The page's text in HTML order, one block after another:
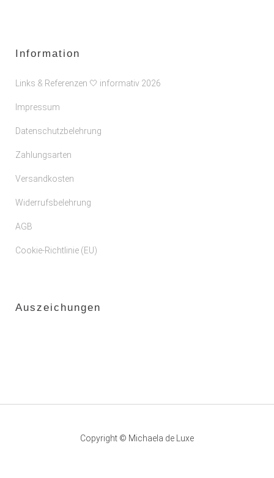
Information
Links & Referenzen 🤍 informativ 2026
Impressum
Datenschutzbelehrung
Zahlungsarten
Versandkosten
Widerrufsbelehrung
AGB
Cookie-Richtlinie (EU)
Auszeichungen
Copyright © Michaela de Luxe